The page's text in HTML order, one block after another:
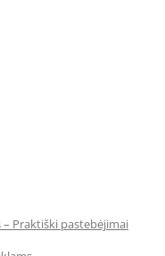
Praktiški pastebėjimai